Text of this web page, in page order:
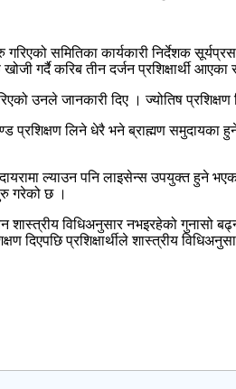
समितिका कार्यकारी निर्देशक
गर्दै करिब तीन दर्जन प्रशिक्षार्थी
उनले जानकारी दिए । ज्योतिष
प्रशिक्षण लिने धेरै भने ब्राह्मण
ल्याउन पनि लाइसेन्स उपयुक्त हुने
गरेको छ ।
विधिअनुसार नभइरहेको गुनासो
दिएपछि प्रशिक्षार्थीले शास्त्रीय